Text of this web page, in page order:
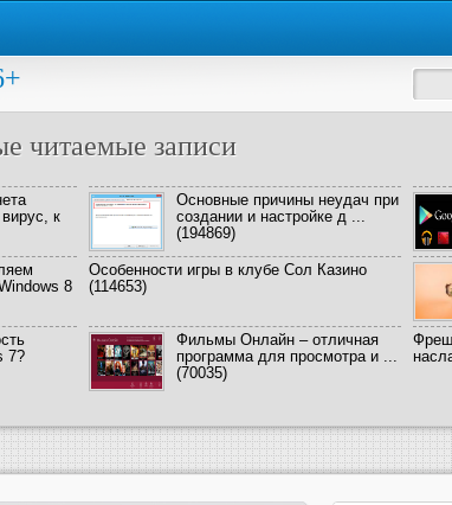
читаемые записи
к
Основные причины неудач при
создании и настройке д ...
(194869)
8
Особенности игры в клубе Сол Казино
(114653)
7?
Фильмы Онлайн – отличная
программа для просмотра и ...
(70035)
Фреш